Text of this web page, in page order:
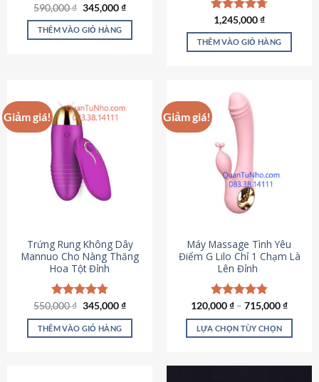
Được xếp
hạng4.79
5 sao
590,000₫ Giá
là:
590,000 ₫.
345,000₫Giá
tại
345,000 ₫.
THÊM VÀO GIỎ HÀNG
Được xếp
hạng4.73
5 sao
1,245,000₫
THÊM VÀO GIỎ HÀNG
Giảm giá!
Trứng Rung Không Dây
Mannuo Cho Nàng Thăng
Hoa Tột Đỉnh
Được xếp
hạng4.81
5 sao
550,000₫ Giá
là:
550,000 ₫.
345,000₫Giá
tại
THÊM VÀO GIỎ HÀNG
Giảm giá!
Máy Massage Tình Yêu
Điểm G Lilo Chỉ 1 Chạm Là
Lên Đỉnh
Được xếp
hạng4.85
5 sao
120,000₫ – 715,000₫
LỰA CHỌN TÙY CHỌN